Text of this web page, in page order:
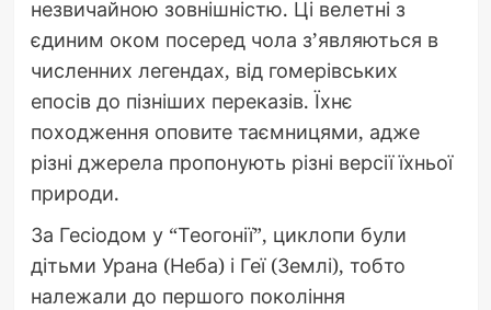
незвичайною зовнішністю. Ці велетні з
єдиним оком посеред чола з’являються в
численних легендах, від гомерівських
епосів до пізніших переказів. Їхнє
походження оповите таємницями, адже
різні джерела пропонують різні версії їхньої
природи.
За Гесіодом у “Теогонії”, циклопи були
дітьми Урана (Неба) і Геї (Землі), тобто
належали до першого покоління